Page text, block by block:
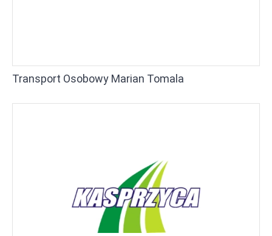
Transport Osobowy Marian Tomala